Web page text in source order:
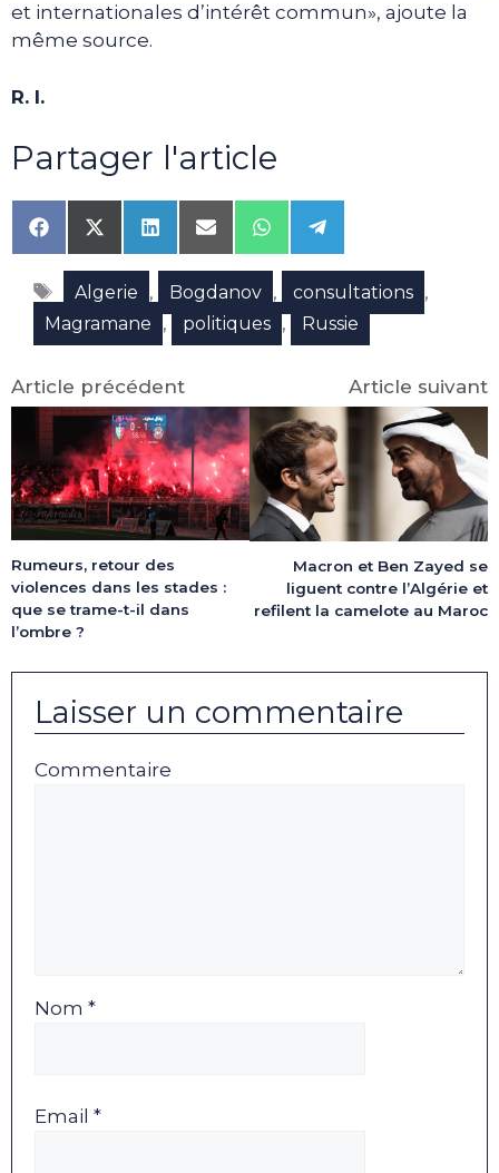
et internationales d’intérêt commun», ajoute la
même source.
R. I.
Partager l'article
Share
on
Facebook
Share
on
X
(Twitter)
Share
on
LinkedIn
Share
on
Email
Share
on
WhatsApp
Share
on
Telegram
Étiquettes
Algerie , Bogdanov , consultations ,
Magramane , politiques , Russie
Article précédent
Rumeurs, retour des
violences dans les stades :
que se trame-t-il dans
l’ombre ?
Article suivant
Macron et Ben Zayed se
liguent contre l’Algérie et
refilent la camelote au Maroc
Laisser un commentaire
Commentaire
Nom *
Email *